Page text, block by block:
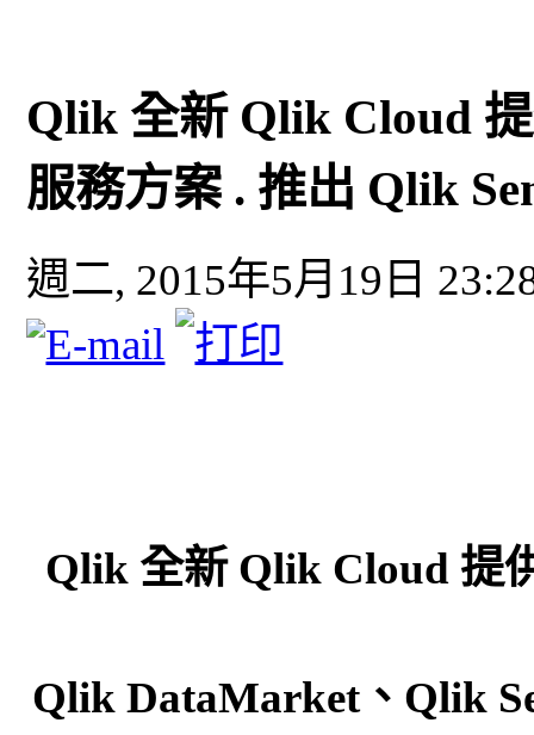
Qlik 全新 Qlik Cloud
服務方案 . 推出 Qlik
週二, 2015年5月19日
Qlik 全新 Qlik Cloud 提
Qlik DataMarket、Qlik